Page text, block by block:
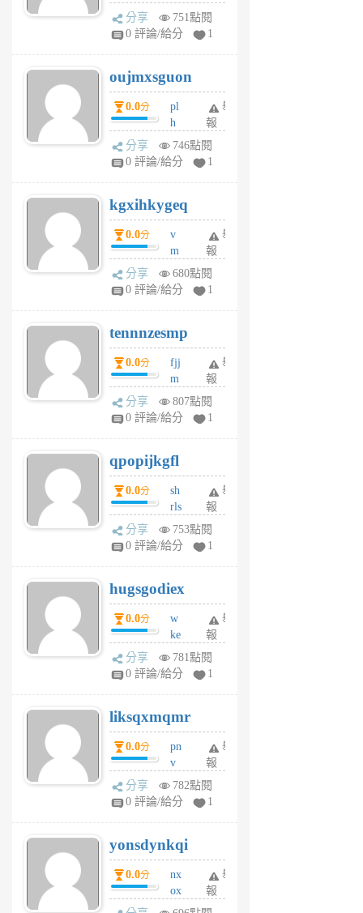
A
V
個
月
前
ld
gy
個
月
前
分享
751點閱
0 評論/給分
1
oujmxsguon
0.0分
pl
h
wi
w
6
個
月
前
舉
報
分享
746點閱
0 評論/給分
1
kgxihkygeq
0.0分
v
m
sg
sr
6
個
月
前
舉
報
分享
680點閱
0 評論/給分
1
tennnzesmp
0.0分
fjj
m
w
rs
6
個
月
前
舉
報
分享
807點閱
0 評論/給分
1
qpopijkgfl
0.0分
sh
rls
k
m
6
個
月
前
舉
報
分享
753點閱
0 評論/給分
1
hugsgodiex
0.0分
w
ke
rv
pj
6
個
月
前
舉
報
分享
781點閱
0 評論/給分
1
liksqxmqmr
0.0分
pn
v
wt
sv
6
個
月
前
舉
報
分享
782點閱
0 評論/給分
1
yonsdynkqi
0.0分
nx
ox
rh
舉
報